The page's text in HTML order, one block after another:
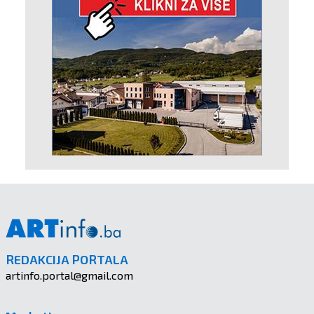
REDAKCIJA PORTALA
artinfo.portal@gmail.com